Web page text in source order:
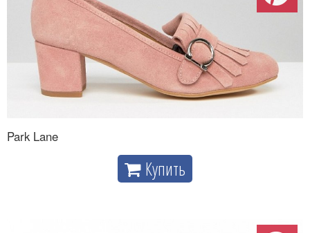
Park Lane
Купить